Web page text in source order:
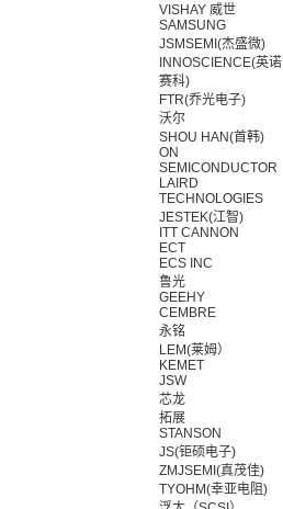
VISHAY 威世
SAMSUNG
JSMSEMI(杰盛微)
INNOSCIENCE(英诺
赛科)
FTR(乔光电子)
沃尔
SHOU HAN(首韩)
ON
SEMICONDUCTOR
LAIRD
TECHNOLOGIES
JESTEK(江智)
ITT CANNON
ECT
ECS INC
鲁光
GEEHY
CEMBRE
永铭
LEM(莱姆）
KEMET
JSW
芯龙
拓展
STANSON
JS(钜硕电子)
ZMJSEMI(真茂佳)
TYOHM(幸亚电阻)